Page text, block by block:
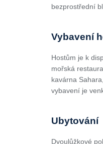
bezprostřední
Vybavení
Hostům je k
mořská
kavárna
vybavení je
Ubytování
Dvoulůžkové